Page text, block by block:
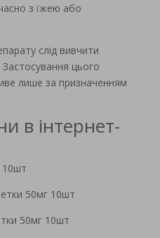
з їжею або
слід вивчити
Застосування цього
лише за призначенням
в інтернет-
10шт
50мг 10шт
50мг 10шт